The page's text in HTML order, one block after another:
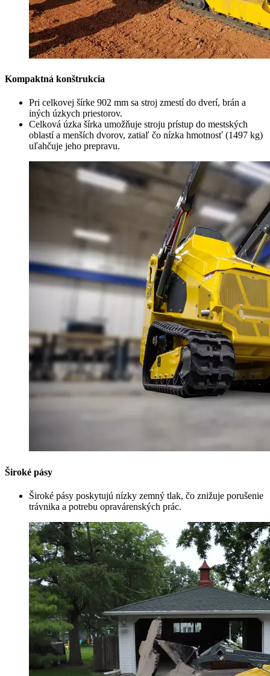
Kompaktná konštrukcia
Pri celkovej šírke 902 mm sa stroj zmestí do dverí, brán a
iných úzkych priestorov.
Celková úzka šírka umožňuje stroju prístup do mestských
oblastí a menších dvorov, zatiaľ čo nízka hmotnosť (1497 kg)
uľahčuje jeho prepravu.
Široké pásy
Široké pásy poskytujú nízky zemný tlak, čo znižuje porušenie
trávnika a potrebu opravárenských prác.